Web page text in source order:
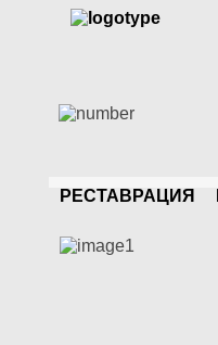
РЕСТАВРАЦИЯ